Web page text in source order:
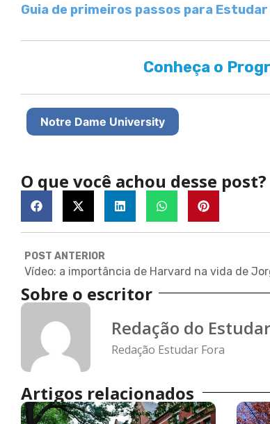
Guia de primeiros passos para
Conheça o
Notre Dame University
O que você achou desse post?
POST ANTERIOR
Sobre o escritor
Redação do
Redação Estudar Fora
Artigos relacionados